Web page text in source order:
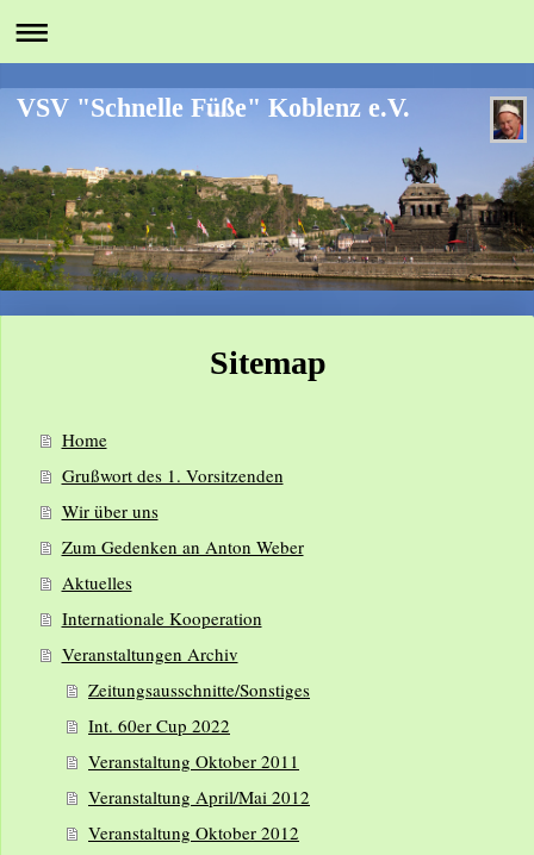
VSV "Schnelle Füße" Koblenz e.V.
Sitemap
Home
Grußwort des 1. Vorsitzenden
Wir über uns
Zum Gedenken an Anton Weber
Aktuelles
Internationale Kooperation
Veranstaltungen Archiv
Zeitungsausschnitte/Sonstiges
Int. 60er Cup 2022
Veranstaltung Oktober 2011
Veranstaltung April/Mai 2012
Veranstaltung Oktober 2012